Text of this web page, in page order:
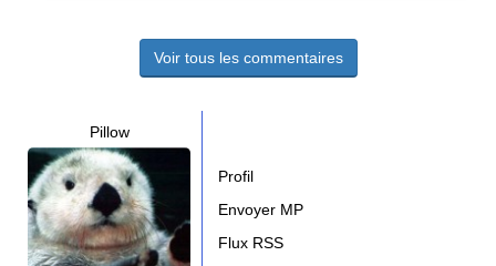
Voir tous les commentaires
Pillow
Profil
Envoyer MP
Flux RSS